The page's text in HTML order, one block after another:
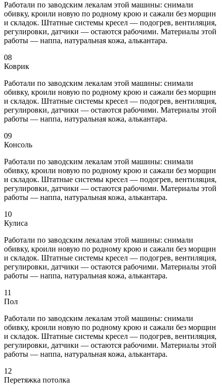
Работали по заводским лекалам этой машины: снимали
обивку, кроили новую по родному крою и сажали без морщин
и складок. Штатные системы кресел — подогрев, вентиляция,
регулировки, датчики — остаются рабочими. Материалы этой
работы — наппа, натуральная кожа, алькантара.
08
Коврик
Работали по заводским лекалам этой машины: снимали
обивку, кроили новую по родному крою и сажали без морщин
и складок. Штатные системы кресел — подогрев, вентиляция,
регулировки, датчики — остаются рабочими. Материалы этой
работы — наппа, натуральная кожа, алькантара.
09
Консоль
Работали по заводским лекалам этой машины: снимали
обивку, кроили новую по родному крою и сажали без морщин
и складок. Штатные системы кресел — подогрев, вентиляция,
регулировки, датчики — остаются рабочими. Материалы этой
работы — наппа, натуральная кожа, алькантара.
10
Кулиса
Работали по заводским лекалам этой машины: снимали
обивку, кроили новую по родному крою и сажали без морщин
и складок. Штатные системы кресел — подогрев, вентиляция,
регулировки, датчики — остаются рабочими. Материалы этой
работы — наппа, натуральная кожа, алькантара.
11
Пол
Работали по заводским лекалам этой машины: снимали
обивку, кроили новую по родному крою и сажали без морщин
и складок. Штатные системы кресел — подогрев, вентиляция,
регулировки, датчики — остаются рабочими. Материалы этой
работы — наппа, натуральная кожа, алькантара.
12
Перетяжка потолка